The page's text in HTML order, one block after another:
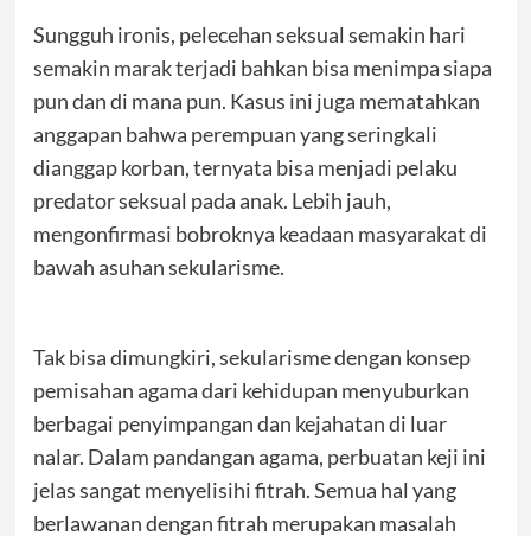
Sungguh ironis, pelecehan seksual semakin hari
semakin marak terjadi bahkan bisa menimpa siapa
pun dan di mana pun. Kasus ini juga mematahkan
anggapan bahwa perempuan yang seringkali
dianggap korban, ternyata bisa menjadi pelaku
predator seksual pada anak. Lebih jauh,
mengonfirmasi bobroknya keadaan masyarakat di
bawah asuhan sekularisme.
Tak bisa dimungkiri, sekularisme dengan konsep
pemisahan agama dari kehidupan menyuburkan
berbagai penyimpangan dan kejahatan di luar
nalar. Dalam pandangan agama, perbuatan keji ini
jelas sangat menyelisihi fitrah. Semua hal yang
berlawanan dengan fitrah merupakan masalah